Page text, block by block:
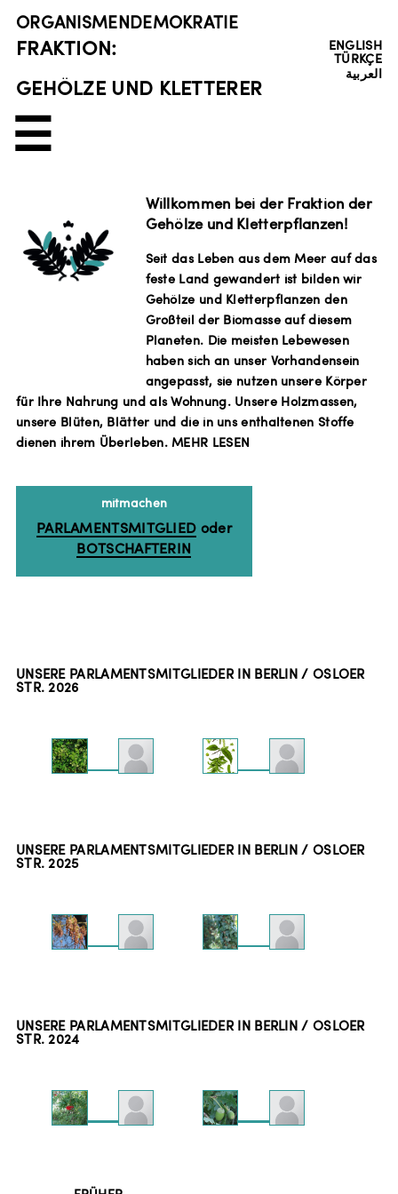
ORGANISMENDEMOKRATIE
FRAKTION:
GEHÖLZE UND KLETTERER
☰
ENGLISH
TÜRKÇE
العربية
Willkommen bei der Fraktion der
Gehölze und Kletterpflanzen!
Seit das Leben aus dem Meer auf das
feste Land gewandert ist bilden wir
Gehölze und Kletterpflanzen den
Großteil der Biomasse auf diesem
Planeten. Die meisten Lebewesen
haben sich an unser Vorhandensein
angepasst, sie nutzen unsere Körper
für Ihre Nahrung und als Wohnung. Unsere Holzmassen,
unsere Blüten, Blätter und die in uns enthaltenen Stoffe
dienen ihrem Überleben.MEHR LESEN
mitmachen
PARLAMENTSMITGLIED oder
BOTSCHAFTERIN
UNSERE PARLAMENTSMITGLIEDER IN BERLIN / OSLOER
STR.2026
UNSERE PARLAMENTSMITGLIEDER IN BERLIN / OSLOER
STR.2025
UNSERE PARLAMENTSMITGLIEDER IN BERLIN / OSLOER
STR.2024